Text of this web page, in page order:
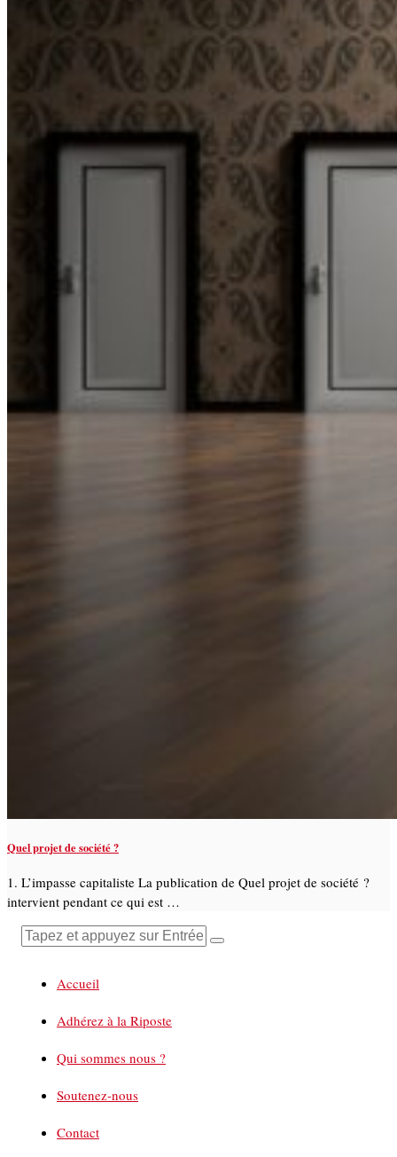
Quel projet de société ?
1. L’impasse capitaliste La publication de Quel projet de société ?
intervient pendant ce qui est …
Accueil
Adhérez à la Riposte
Qui sommes nous ?
Soutenez-nous
Contact